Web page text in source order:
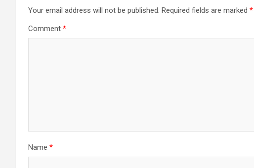
Your email address will not be published. Required fields are marked *
Comment *
Name *